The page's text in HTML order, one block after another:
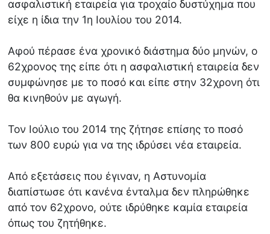
ασφαλιστική εταιρεία για τροχαίο δυστύχημα που
είχε η ίδια την 1η Ιουλίου του 2014.
Αφού πέρασε ένα χρονικό διάστημα δύο μηνών, ο
62χρονος της είπε ότι η ασφαλιστική εταιρεία δεν
συμφώνησε με το ποσό και είπε στην 32χρονη ότι
θα κινηθούν με αγωγή.
Τον Ιούλιο του 2014 της ζήτησε επίσης το ποσό
των 800 ευρώ για να της ιδρύσει νέα εταιρεία.
Από εξετάσεις που έγιναν, η Αστυνομία
διαπίστωσε ότι κανένα ένταλμα δεν πληρώθηκε
από τον 62χρονο, ούτε ιδρύθηκε καμία εταιρεία
όπως του ζητήθηκε.